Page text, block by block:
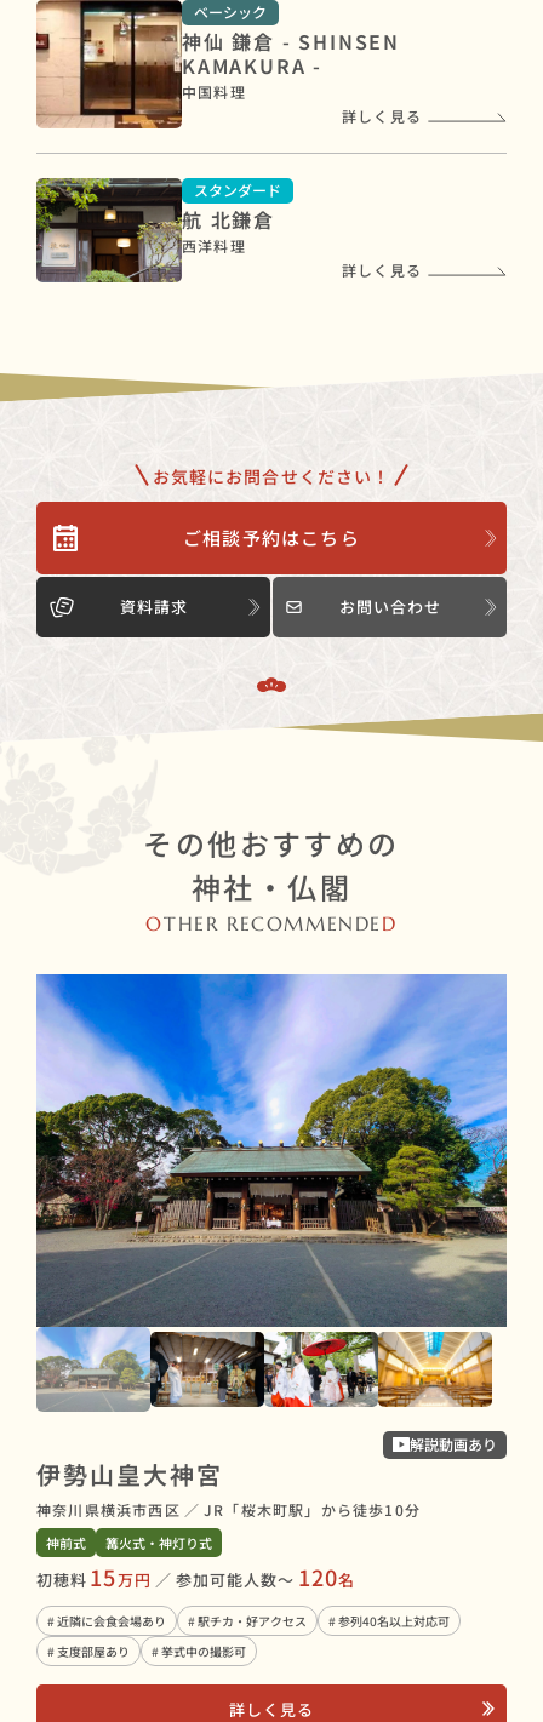
ベーシック
神仙 鎌倉 - SHINSEN
KAMAKURA -
中国料理
詳しく見る
スタンダード
航 北鎌倉
西洋料理
詳しく見る
お気軽にお問合せください！
ご相談予約はこちら
資料請求 お問い合わせ
その他おすすめの
神社・仏閣
OTHER RECOMMENDE D
解説動画あり
伊勢山皇大神宮
神奈川県横浜市西区 ／ JR「桜木町駅」から徒歩10分
神前式 篝火式・神灯り式
初穂料 15万円 ／ 参加可能人数〜 120名
# 近隣に会食会場あり # 駅チカ・好アクセス
# 参列40名以上対応可
# 支度部屋あり
# 挙式中の撮影可
詳しく見る